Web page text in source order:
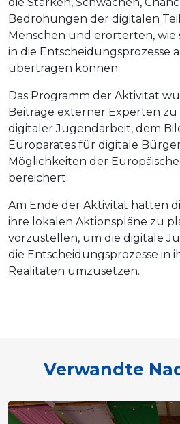
Bedrohungen der digitalen
Menschen und erörterten, wie
in die Entscheidungsprozesse
übertragen können.
Das Programm der Aktivität
Beiträge externer Experten zu
digitaler Jugendarbeit, dem
Europarates für digitale
Möglichkeiten der
bereichert.
Am Ende der Aktivität hatten
ihre lokalen Aktionspläne zu
vorzustellen, um die digitale
die Entscheidungsprozesse in
Realitäten umzusetzen.
Verwandte